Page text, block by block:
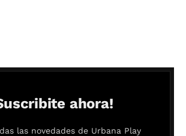
ahora!
las novedades de Urbana Play